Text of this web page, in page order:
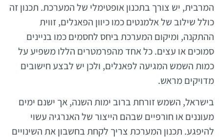
המרבית, יש צורך בתכנון אופטימלי של המערכת. תכנון זה
כולל שילוב של אלמנטים כמו כיוון הפאנלים, זווית
ההתקנה, ומיקום המערכת ביחס לחסמים כמו בניינים
סמוכים או עצים. כל אחד מהפרמטרים הללו משפיע על
כמות השמש המגיעה לפאנלים, ולכן יש לבצע חישובים
מדויקים מראש.
בישראל, השמש זורחת ברוב ימות השנה, אך ישנם ימים
מעוננים או חורפיים שבהם הייצור של האנרגיה עשוי
להיפגע. תכנון המערכת צריך לקחת בחשבון את השינויים